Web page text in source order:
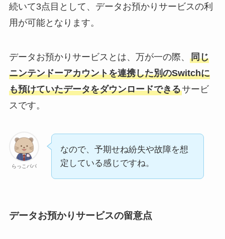
続いて3点目として、データお預かりサービスの利
用が可能となります。
データお預かりサービスとは、万が一の際、 同じ
ニンテンドーアカウントを連携した別のSwitchに
も預けていたデータをダウンロードできるサービ
スです。
らっこパパ
なので、予期せね紛失や故障を想
定している感じですね。
データお預かりサービスの留意点